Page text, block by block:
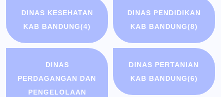
DINAS KESEHATAN
KAB BANDUNG(4)
DINAS PENDIDIKAN
KAB BANDUNG(8)
DINAS
PERDAGANGAN DAN
PENGELOLAAN
DINAS PERTANIAN
KAB BANDUNG(6)